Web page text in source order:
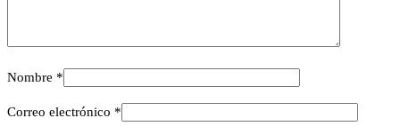
Nombre *
Correo electrónico *